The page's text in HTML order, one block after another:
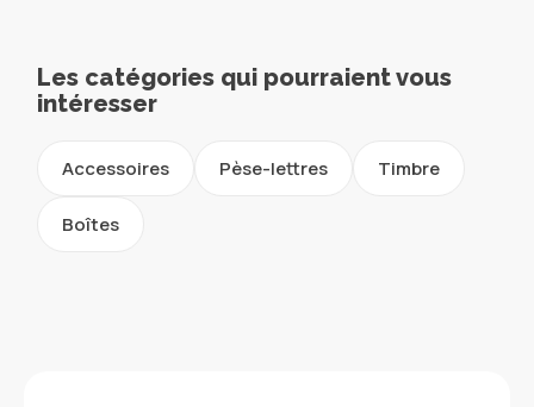
Les catégories qui pourraient vous
intéresser
Accessoires Pèse-lettres Timbre
Boîtes